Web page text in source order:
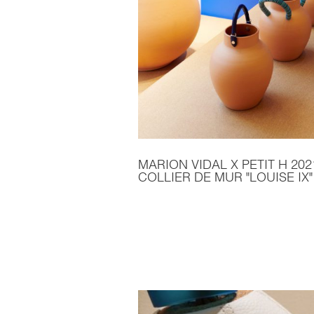
MARION VIDAL X PETIT H
COLLIER DE MUR "LOUISE IX"